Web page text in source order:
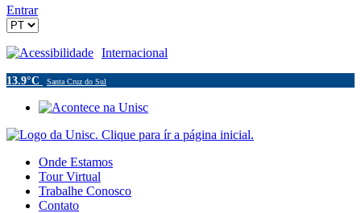
Entrar
Acessibilidade Internacional
13.9°C Santa Cruz do Sul
Onde Estamos
Tour Virtual
Trabalhe Conosco
Contato